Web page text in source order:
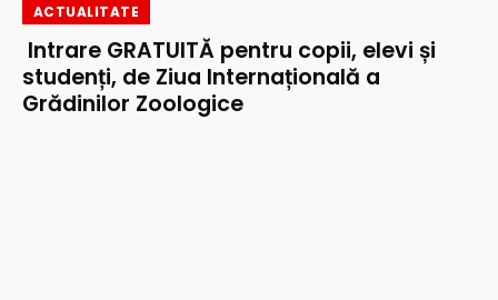
ACTUALITATE
Intrare GRATUITĂ pentru copii, elevi și
studenți, de Ziua Internațională a
Grădinilor Zoologice